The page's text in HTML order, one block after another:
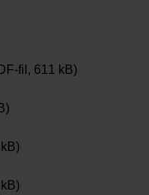
fil, 611 kB)